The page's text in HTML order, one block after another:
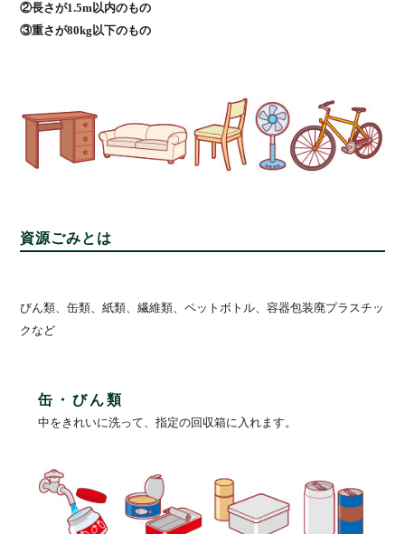
②長さが1.5m以内のもの
③重さが80kg以下のもの
資源ごみとは
びん類、缶類、紙類、繊維類、ペットボトル、容器包装廃プラスチッ
クなど
缶・びん類
中をきれいに洗って、指定の回収箱に入れます。